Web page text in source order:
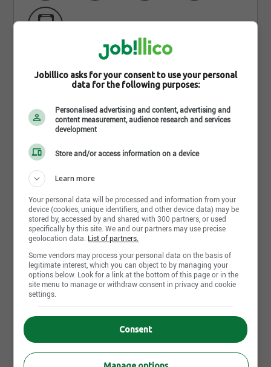
Qui sommes-nous
Contribuez à l’innovation dans le diagnostic médical
avec Meridian!
Meridian Bioscience produit les meilleures
plateformes de diagnostic, des tests et offre des
formations et de l’accompagnement au personnel
soignant pour les aider à apporter des réponses.
Description de l’entreprise
Située dans le Parc Technologique, nous sommes
près de 100 personnes passionnées qui contribuent
chaque jour à développer et produire les meilleurs
produits de diagnostic moléculaires.
La technologie Meridian, reconnue par la
communauté scientifique, a reçu de nombreux prix,
dont notamment:
North American Entrepreneurial Company of the
Year Award in the Molecular Diagnostics Market
Lire la suite
Photos et vidéos
Jobillico asks for your consent to use your personal
data for the following purposes:
Personalised advertising and content, advertising and
content measurement, audience research and services
development
Store and/or access information on a device
Learn more
Your personal data will be processed and information from your
device (cookies, unique identifiers, and other device data) may be
stored by, accessed by and shared with 300 partners, or used
specifically by this site. We and our partners may use precise
geolocation data. List of partners.
Some vendors may process your personal data on the basis of
legitimate interest, which you can object to by managing your
options below. Look for a link at the bottom of this page or in the
site menu to manage or withdraw consent in privacy and cookie
settings.
Consent